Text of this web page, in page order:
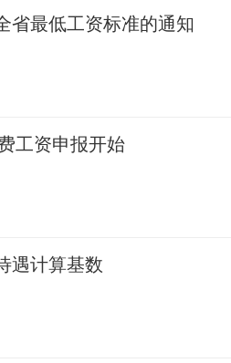
省最低工资标准的通知
工资申报开始
遇计算基数